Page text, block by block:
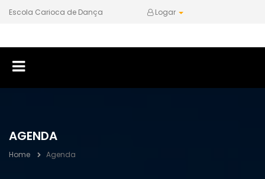
Escola Carioca de Dança Logar
AGENDA
Home Agenda